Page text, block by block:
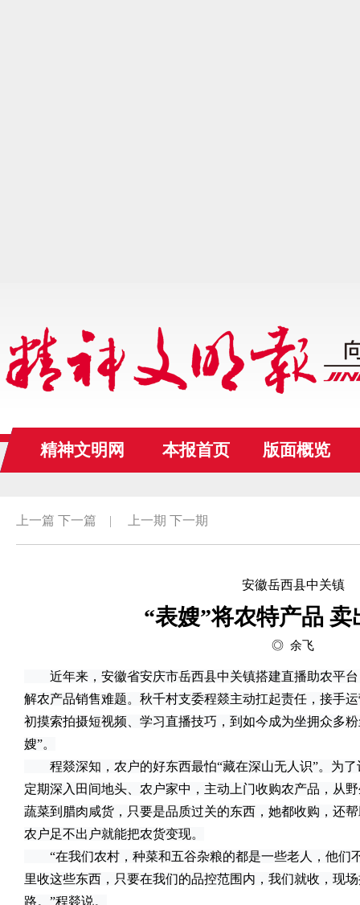
精神文明网 本报首页 版面概览
上一篇 下一篇 | 上一期 下一期
安徽岳西县中关镇
“表嫂”将农特产品 卖
◎ 余飞
近年来，安徽省安庆市岳西县中关镇搭建直播助农平台
解农产品销售难题。秋千村支委程燚主动扛起责任，接手
初摸索拍摄短视频、学习直播技巧，到如今成为坐拥众多
嫂”。
程燚深知，农户的好东西最怕“藏在深山无人识”。为了
定期深入田间地头、农户家中，主动上门收购农产品，从
蔬菜到腊肉咸货，只要是品质过关的东西，她都收购，还
农户足不出户就能把农货变现。
“在我们农村，种菜和五谷杂粮的都是一些老人，他们
里收这些东西，只要在我们的品控范围内，我们就收，现
路。”程燚说。